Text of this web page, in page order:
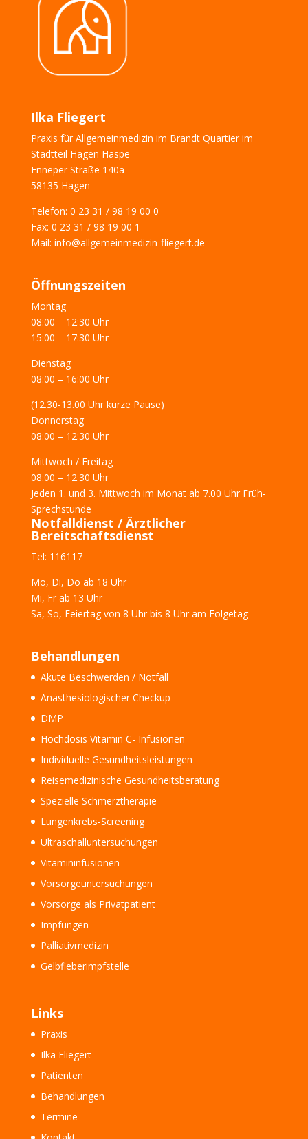
Ilka Fliegert
Praxis für Allgemeinmedizin im Brandt Quartier im
Stadtteil Hagen Haspe
Enneper Straße 140a
58135 Hagen
Telefon: 0 23 31 / 98 19 00 0
Fax: 0 23 31 / 98 19 00 1
Mail: info@allgemeinmedizin-fliegert.de
Öffnungszeiten
Montag
08:00 – 12:30 Uhr
15:00 – 17:30 Uhr
Dienstag
08:00 – 16:00 Uhr
(12.30-13.00 Uhr kurze Pause)
Donnerstag
08:00 – 12:30 Uhr
Mittwoch / Freitag
08:00 – 12:30 Uhr
Jeden 1. und 3. Mittwoch im Monat ab 7.00 Uhr Früh-
Sprechstunde
Notfalldienst / Ärztlicher
Bereitschaftsdienst
Tel: 116117
Mo, Di, Do ab 18 Uhr
Mi, Frab 13 Uhr
Sa, So, Feiertagvon 8 Uhr bis 8 Uhr am Folgetag
Behandlungen
Akute Beschwerden / Notfall
Anästhesiologischer Checkup
DMP
Hochdosis Vitamin C- Infusionen
Individuelle Gesundheitsleistungen
Reisemedizinische Gesundheitsberatung
Spezielle Schmerztherapie
Lungenkrebs-Screening
Ultraschalluntersuchungen
Vitamininfusionen
Vorsorgeuntersuchungen
Vorsorge als Privatpatient
Impfungen
Palliativmedizin
Gelbfieberimpfstelle
Links
Praxis
Ilka Fliegert
Patienten
Behandlungen
Termine